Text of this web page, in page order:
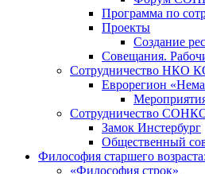
Программа по
Проекты
Создание
Совещания.
Сотрудничество НКО
Еврорегион
Сотрудничество
Замок Инстербург
Общественный
Философия старшего
«Философия строк»